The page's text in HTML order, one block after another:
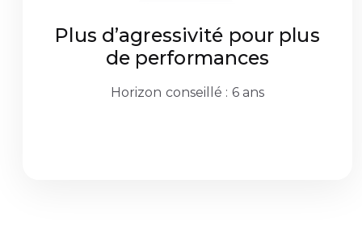
Plus d’agressivité pour plus
de performances
Horizon conseillé : 6 ans